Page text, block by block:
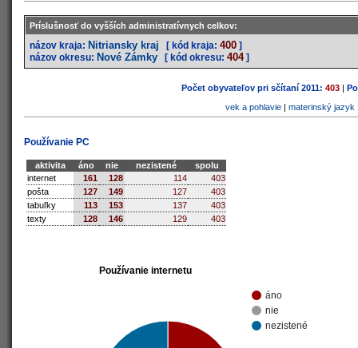
Príslušnosť do vyšších administratívnych celkov:
názov kraja: Nitriansky kraj [ kód kraja: 400 ]
názov okresu: Nové Zámky [ kód okresu: 404]
Počet obyvateľov pri sčítaní 2011: 403 |
vek a pohlavie| materinský jazyk
Používanie PC
aktivita áno nie nezistené
spolu
internet
161 128 114
403
pošta
127 149 127
403
tabuľky
113 153 137
403
texty
128 146 129 403
Používanie internetu
áno
nie
nezistené